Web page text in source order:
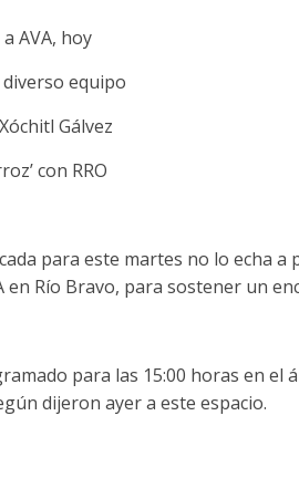
AVA, hoy
equipo
Gálvez
con RRO
para este martes no lo echa a
en Río Bravo, para sostener un
para las 15:00 horas en el
dijeron ayer a este espacio.